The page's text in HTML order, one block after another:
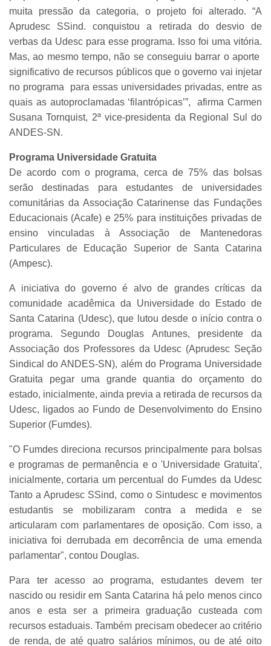
muita pressão da categoria, o projeto foi alterado. “A
Aprudesc SSind. conquistou a retirada do desvio de
verbas da Udesc para esse programa. Isso foi uma vitória.
Mas, ao mesmo tempo, não se conseguiu barrar o aporte
significativo de recursos públicos que o governo vai injetar
no programa para essas universidades privadas, entre as
quais as autoproclamadas ‘filantrópicas’”, afirma Carmen
Susana Tornquist, 2ª vice-presidenta da Regional Sul do
ANDES-SN.
Programa Universidade Gratuita
De acordo com o programa, cerca de 75% das bolsas
serão destinadas para estudantes de universidades
comunitárias da Associação Catarinense das Fundações
Educacionais (Acafe) e 25% para instituições privadas de
ensino vinculadas à Associação de Mantenedoras
Particulares de Educação Superior de Santa Catarina
(Ampesc).
A iniciativa do governo é alvo de grandes críticas da
comunidade acadêmica da Universidade do Estado de
Santa Catarina (Udesc), que lutou desde o início contra o
programa. Segundo Douglas Antunes, presidente da
Associação dos Professores da Udesc (Aprudesc Seção
Sindical do ANDES-SN), além do Programa Universidade
Gratuita pegar uma grande quantia do orçamento do
estado, inicialmente, ainda previa a retirada de recursos da
Udesc, ligados ao Fundo de Desenvolvimento do Ensino
Superior (Fumdes).
"O Fumdes direciona recursos principalmente para bolsas
e programas de permanência e o 'Universidade Gratuita',
inicialmente, cortaria um percentual do Fumdes da Udesc
Tanto a Aprudesc SSind, como o Sintudesc e movimentos
estudantis se mobilizaram contra a medida e se
articularam com parlamentares de oposição. Com isso, a
iniciativa foi derrubada em decorrência de uma emenda
parlamentar", contou Douglas.
Para ter acesso ao programa, estudantes devem ter
nascido ou residir em Santa Catarina há pelo menos cinco
anos e esta ser a primeira graduação custeada com
recursos estaduais. Também precisam obedecer ao critério
de renda, de até quatro salários mínimos, ou de até oito